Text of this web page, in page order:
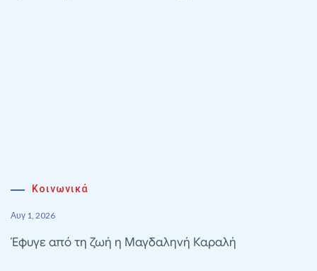
Κοινωνικά
Αυγ 1, 2026
Έφυγε από τη ζωή η Μαγδαληνή Καραλή